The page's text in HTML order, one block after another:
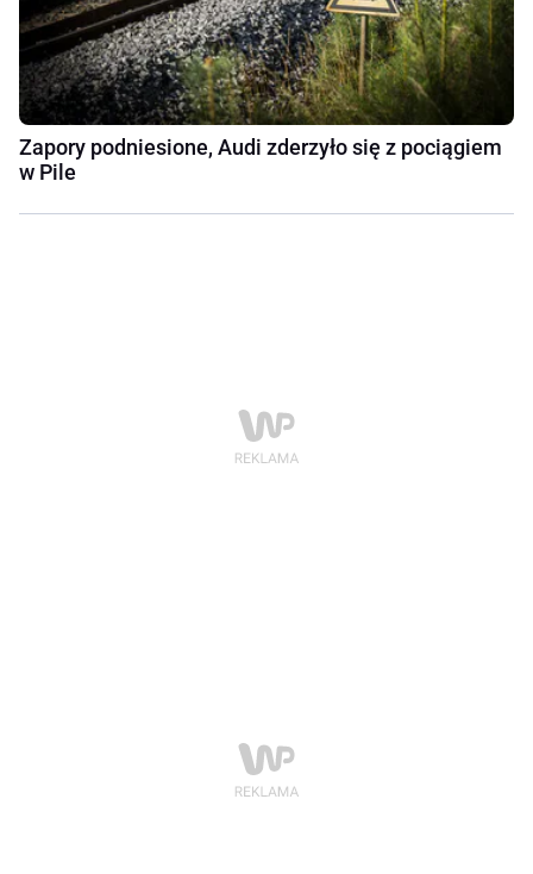
Zapory podniesione, Audi zderzyło się z pociągiem
w Pile